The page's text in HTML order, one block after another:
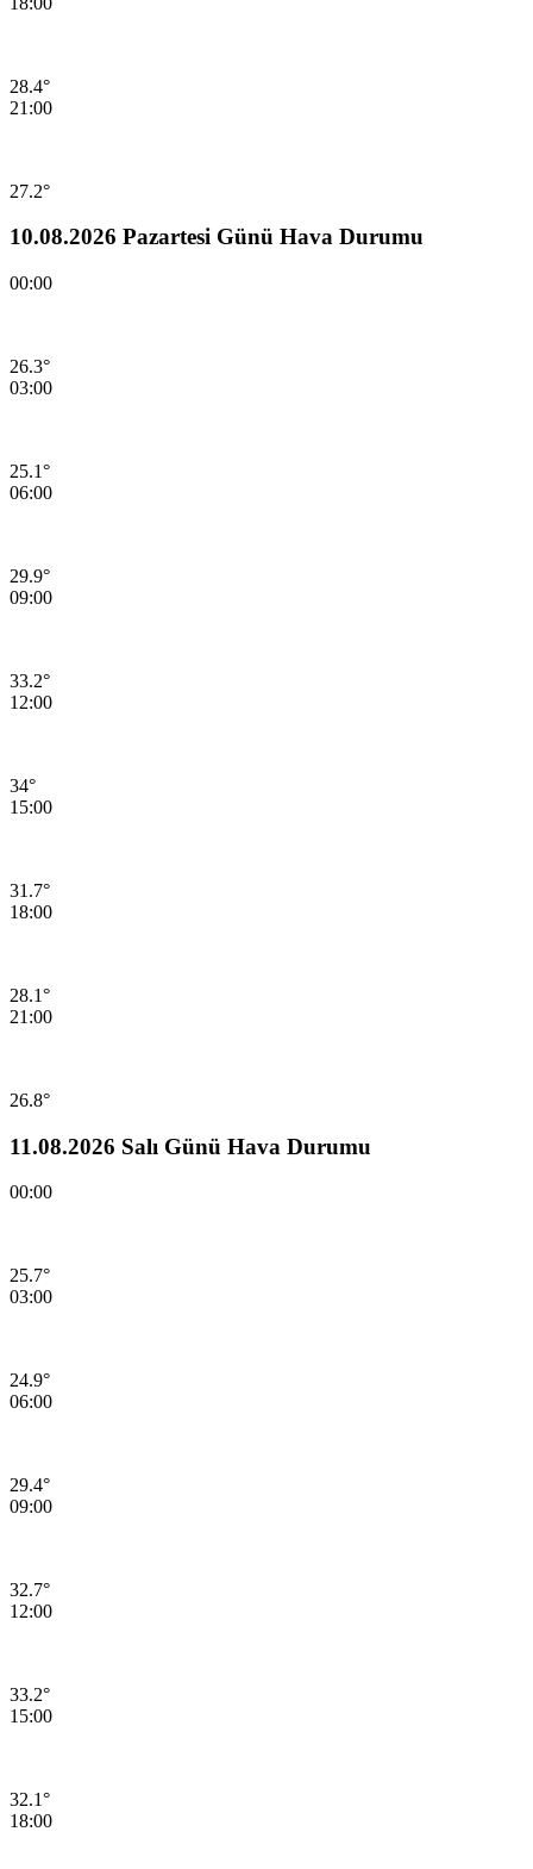
28.4°
21:00
27.2°
10.08.2026 Pazartesi Günü Hava Durumu
00:00
26.3°
03:00
25.1°
06:00
29.9°
09:00
33.2°
12:00
34°
15:00
31.7°
18:00
28.1°
21:00
26.8°
11.08.2026 Salı Günü Hava Durumu
00:00
25.7°
03:00
24.9°
06:00
29.4°
09:00
32.7°
12:00
33.2°
15:00
32.1°
18:00